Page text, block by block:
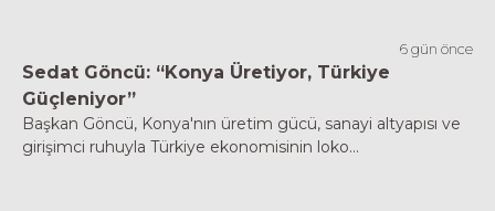
6 gün önce
Sedat Göncü: “Konya Üretiyor, Türkiye
Güçleniyor”
Başkan Göncü, Konya'nın üretim gücü, sanayi altyapısı ve
girişimci ruhuyla Türkiye ekonomisinin loko...